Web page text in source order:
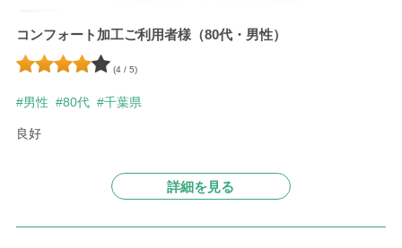
コンフォート加工ご利用者様（80代・男性）
(4 / 5)
#男性 #80代 #千葉県
良好
詳細を見る